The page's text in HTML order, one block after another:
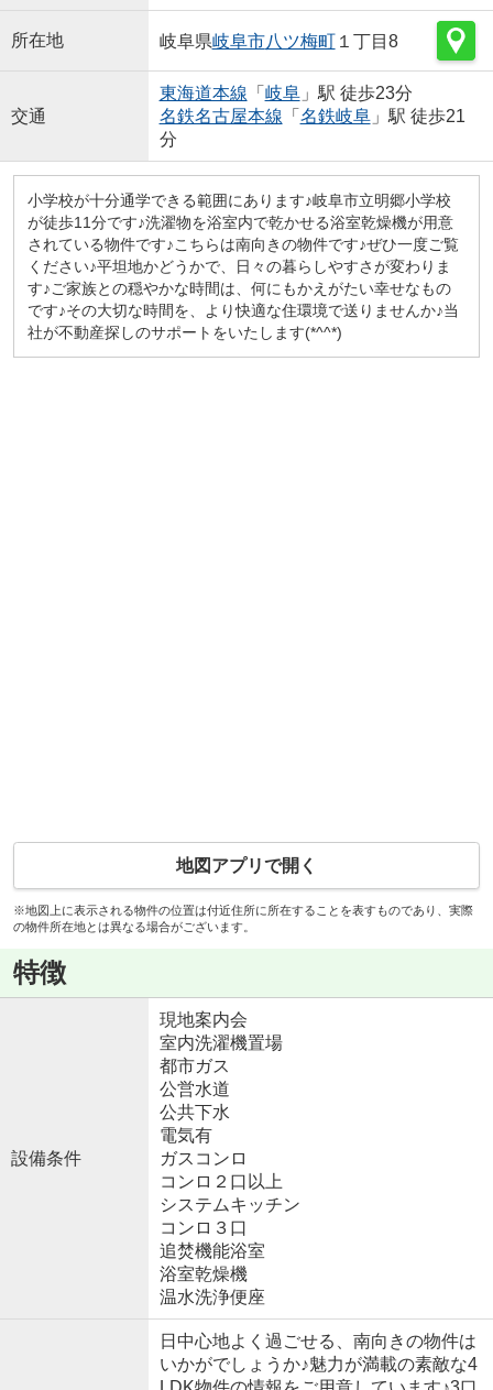
所在地 岐阜県岐阜市八ツ梅町１丁目8
交通
東海道本線 「 岐阜」駅 徒歩23分
名鉄名古屋本線 「 名鉄岐阜」駅 徒歩21
分
小学校が十分通学できる範囲にあります♪岐阜市立明郷小学校
が徒歩11分です♪洗濯物を浴室内で乾かせる浴室乾燥機が用意
されている物件です♪こちらは南向きの物件です♪ぜひ一度ご覧
ください♪平坦地かどうかで、日々の暮らしやすさが変わりま
す♪ご家族との穏やかな時間は、何にもかえがたい幸せなもの
です♪その大切な時間を、より快適な住環境で送りませんか♪当
社が不動産探しのサポートをいたします(*^^*)
地図アプリで開く
※地図上に表示される物件の位置は付近住所に所在することを表すものであり、実際
の物件所在地とは異なる場合がございます。
特徴
設備条件
現地案内会
室内洗濯機置場
都市ガス
公営水道
公共下水
電気有
ガスコンロ
コンロ２口以上
システムキッチン
コンロ３口
追焚機能浴室
浴室乾燥機
温水洗浄便座
日中心地よく過ごせる、南向きの物件は
いかがでしょうか♪魅力が満載の素敵な4